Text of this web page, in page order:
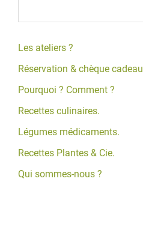
Les ateliers ?
Réservation & chèque cadeau
Pourquoi ? Comment ?
Recettes culinaires.
Légumes médicaments.
Recettes Plantes & Cie.
Qui sommes-nous ?